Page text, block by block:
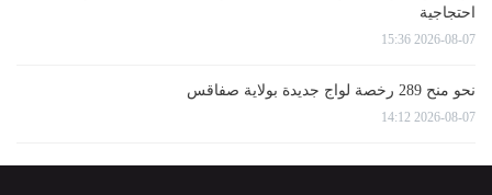
احتجاجية
2026-08-07 15:36
نحو منح 289 رخصة لواج جديدة بولاية صفاقس
2026-08-07 14:12